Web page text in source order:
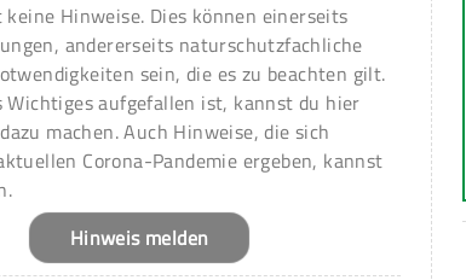
keine Hinweise. Dies können einerseits
andererseits naturschutzfachliche
sein, die es zu beachten gilt.
Wichtiges aufgefallen ist, kannst du hier
machen. Auch Hinweise, die sich
Corona-Pandemie ergeben, kannst
Hinweis melden